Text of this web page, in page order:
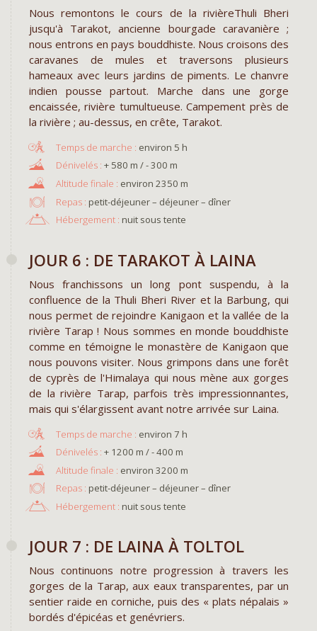
Nous remontons le cours de la rivièreThuli Bheri
jusqu'à Tarakot, ancienne bourgade caravanière ;
nous entrons en pays bouddhiste. Nous croisons des
caravanes de mules et traversons plusieurs
hameaux avec leurs jardins de piments. Le chanvre
indien pousse partout. Marche dans une gorge
encaissée, rivière tumultueuse. Campement près de
la rivière ; au-dessus, en crête, Tarakot.
environ 5 h
+ 580 m / - 300 m
environ 2350 m
Repas : petit-déjeuner – déjeuner – dîner
Hébergement : nuit sous tente
JOUR 6 : DE TARAKOT À LAINA
Nous franchissons un long pont suspendu, à la
confluence de la Thuli Bheri River et la Barbung, qui
nous permet de rejoindre Kanigaon et la vallée de la
rivière Tarap ! Nous sommes en monde bouddhiste
comme en témoigne le monastère de Kanigaon que
nous pouvons visiter. Nous grimpons dans une forêt
de cyprès de l'Himalaya qui nous mène aux gorges
de la rivière Tarap, parfois très impressionnantes,
mais qui s'élargissent avant notre arrivée sur Laina.
environ 7 h
+ 1200 m / - 400 m
environ 3200 m
Repas : petit-déjeuner – déjeuner – dîner
Hébergement : nuit sous tente
JOUR 7 : DE LAINA À TOLTOL
Nous continuons notre progression à travers les
gorges de la Tarap, aux eaux transparentes, par un
sentier raide en corniche, puis des « plats népalais »
bordés d'épicéas et genévriers.